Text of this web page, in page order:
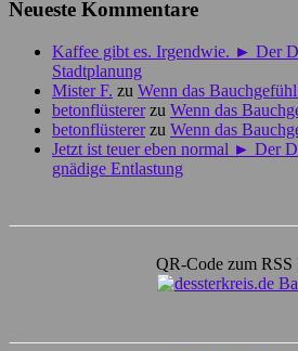
Neueste Kommentare
Kaffee gibt es. Irgendwie. ► Der
Stadtplanung
Mister F. zu Wenn das
betonflüstererzu Wenn das
betonflüstererzu Wenn das
Jetzt ist teuer eben normal ► Der
gnädige Entlastung
QR-Code zum RSS